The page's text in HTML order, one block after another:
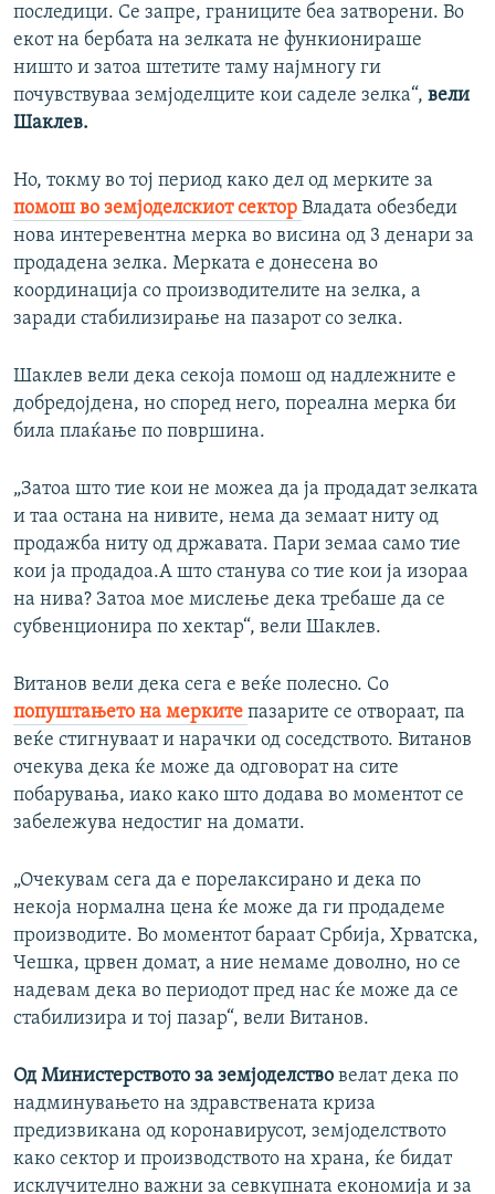
последици. Се запре, границите беа затворени. Во
екот на бербата на зелката не функионираше
ништо и затоа штетите таму најмногу ги
почувствуваа земјоделците кои саделе зелка“, вели
Шаклев.
Но, токму во тој период како дел од мерките за
помош во земјоделскиот сектор Владата обезбеди
нова интеревентна мерка во висина од 3 денари за
продадена зелка. Мерката е донесена во
координација со производителите на зелка, а
заради стабилизирање на пазарот со зелка.
Шаклев вели дека секоја помош од надлежните е
добредојдена, но според него, пореална мерка би
била плаќање по површина.
„Затоа што тие кои не можеа да ја продадат зелката
и таа остана на нивите, нема да земаат ниту од
продажба ниту од државата. Пари земаа само тие
кои ја продадоа.А што станува со тие кои ја изораа
на нива? Затоа мое мислење дека требаше да се
субвенционира по хектар“, вели Шаклев.
Витанов вели дека сега е веќе полесно. Со
попуштањето на мерките пазарите се отвораат, па
веќе стигнуваат и нарачки од соседството. Витанов
очекува дека ќе може да одговорат на сите
побарувања, иако како што додава во моментот се
забележува недостиг на домати.
„Очекувам сега да е порелаксирано и дека по
некоја нормална цена ќе може да ги продадеме
производите. Во моментот бараат Србија, Хрватска,
Чешка, црвен домат, а ние немаме доволно, но се
надевам дека во периодот пред нас ќе може да се
стабилизира и тој пазар“, вели Витанов.
Од Министерството за земјоделство велат дека по
надминувањето на здравствената криза
предизвикана од коронавирусот, земјоделството
како сектор и производството на храна, ќе бидат
исклучително важни за севкупната економија и за